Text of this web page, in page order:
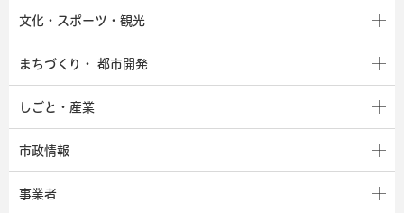
文化・スポーツ・観光
まちづくり・ 都市開発
しごと・産業
市政情報
事業者